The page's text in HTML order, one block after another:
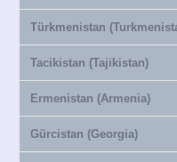
Türkmenistan
Tacikistan (Tajikistan)
Ermenistan (Armenia)
Gürcistan (Georgia)